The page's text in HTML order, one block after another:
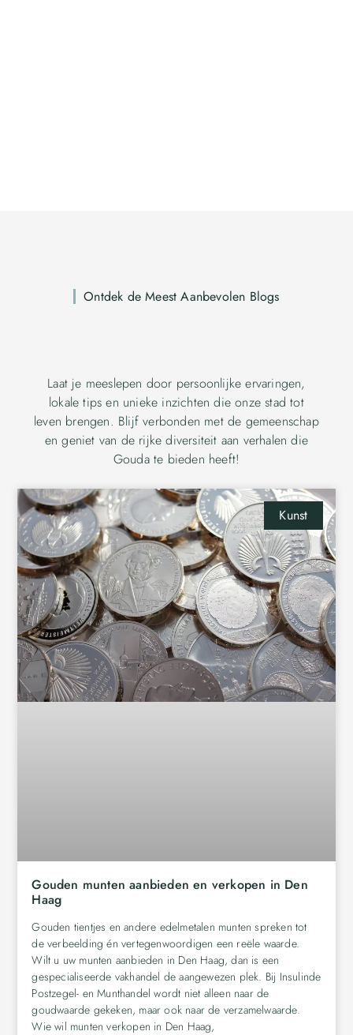
Ontdek de Meest Aanbevolen Blogs
Laat je meeslepen door persoonlijke ervaringen,
lokale tips en unieke inzichten die onze stad tot
leven brengen. Blijf verbonden met de gemeenschap
en geniet van de rijke diversiteit aan verhalen die
Gouda te bieden heeft!
Kunst
Gouden munten aanbieden en verkopen in Den
Haag
Gouden tientjes en andere edelmetalen munten spreken tot
de verbeelding én vertegenwoordigen een reële waarde.
Wilt u uw munten aanbieden in Den Haag, dan is een
gespecialiseerde vakhandel de aangewezen plek. Bij Insulinde
Postzegel- en Munthandel wordt niet alleen naar de
goudwaarde gekeken, maar ook naar de verzamelwaarde.
Wie wil munten verkopen in Den Haag,